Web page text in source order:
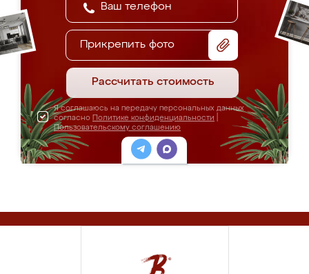
Прикрепить фото
Рассчитать стоимость
Я соглашаюсь на передачу персональных данных
согласно Политике конфиденциальности
Пользовательскому соглашению